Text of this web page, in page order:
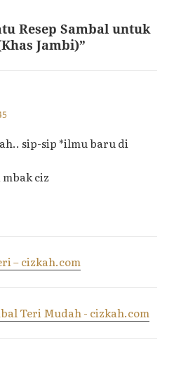
Resep Sambal untuk
Jambi)”
sip-sip *ilmu baru di
ciz
– cizkah.com
Teri Mudah - cizkah.com